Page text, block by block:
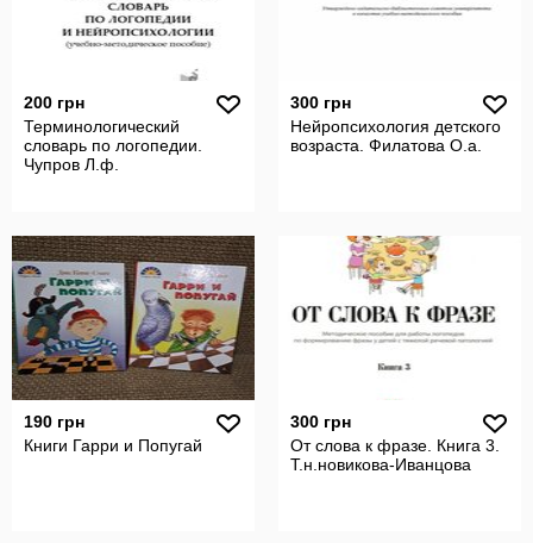
200 грн
Терминологический
словарь по логопедии.
Чупров Л.ф.
300 грн
Нейропсихология детского
возраста. Филатова О.а.
190 грн
Книги Гарри и Попугай
300 грн
От слова к фразе. Книга 3.
Т.н.новикова-Иванцова